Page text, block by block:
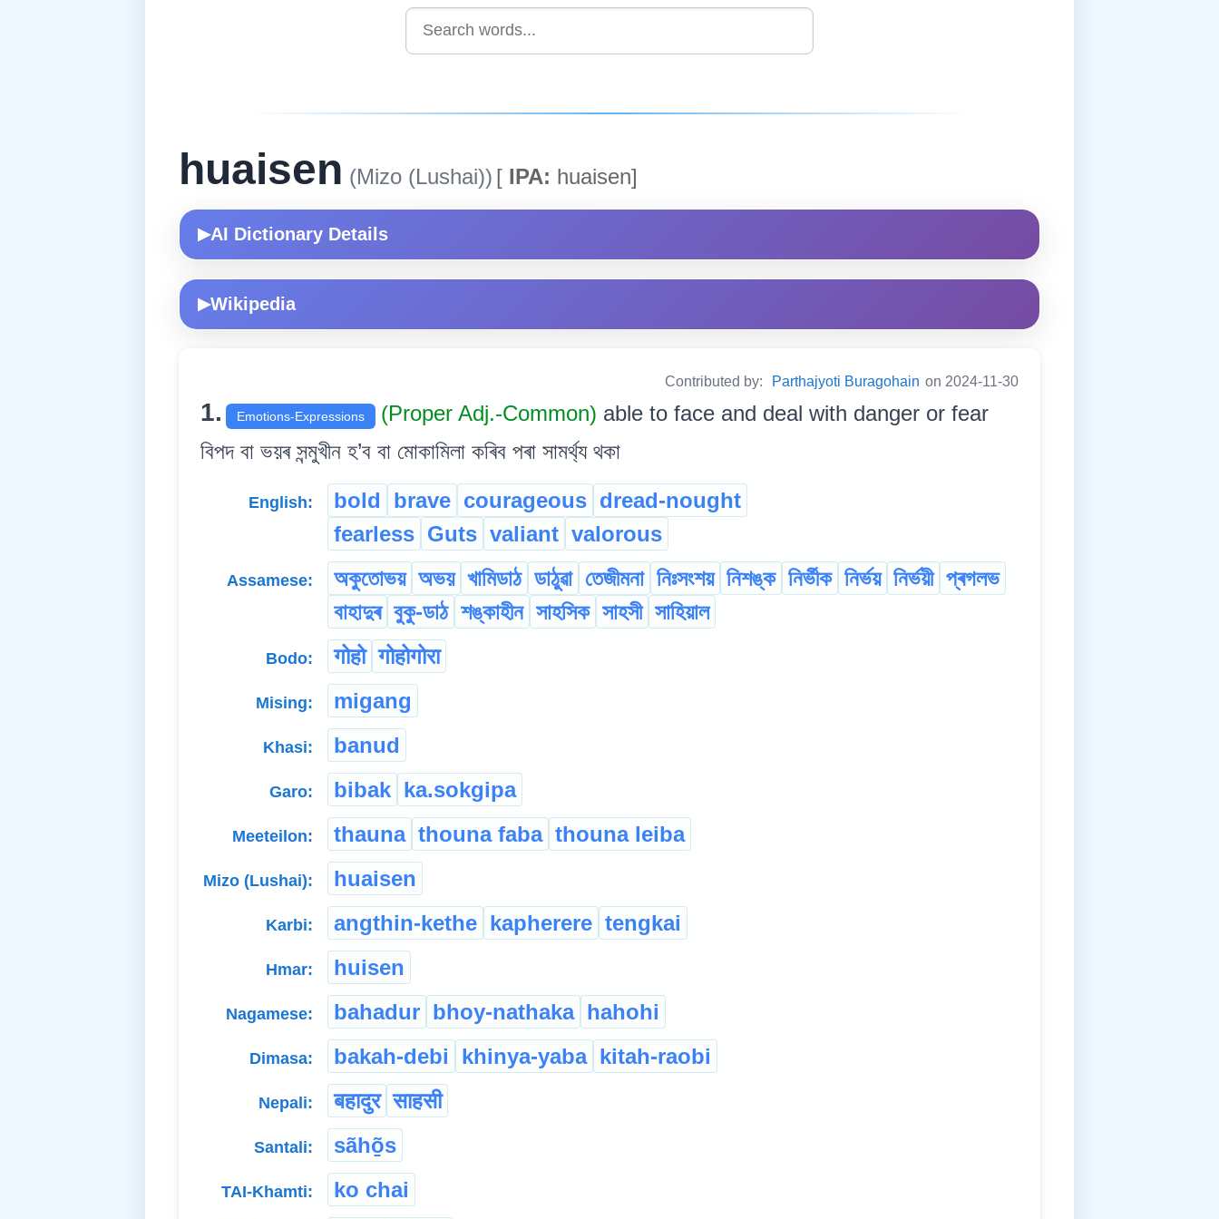
huaisen (Mizo (Lushai)) [ IPA: huaisen]
▶AI Dictionary Details
▶Wikipedia
Contributed by: Parthajyoti Buragohain on 2024-11-30
1. Emotions-Expressions (Proper Adj.-Common) able to face and deal with danger or fear
বিপদ বা ভয়ৰ সন্মুখীন হ’ব বা মোকামিলা কৰিব পৰা সামৰ্থ্য থকা
English: bold brave courageous dread-nought
fearless Guts valiant valorous
Assamese: অকুতোভয় অভয় খামিডাঠ ডাঠুৱা তেজীমনা নিঃসংশয় নিশঙ্ক নিৰ্ভীক নিৰ্ভয় নিৰ্ভয়ী প্ৰগলভ
বাহাদুৰ বুকু-ডাঠ শঙ্কাহীন সাহসিক সাহসী সাহিয়াল
Bodo: गोहो गोहोगोरा
Mising: migang
Khasi: banud
Garo: bibak ka.sokgipa
Meeteilon: thauna thouna faba thouna leiba
Mizo (Lushai): huaisen
Karbi: angthin-kethe kapherere tengkai
Hmar: huisen
Nagamese: bahadur bhoy-nathaka hahohi
Dimasa: bakah-debi khinya-yaba kitah-raobi
Nepali: बहादुर साहसी
Santali: sãhõ̱s
TAI-Khamti: ko chai